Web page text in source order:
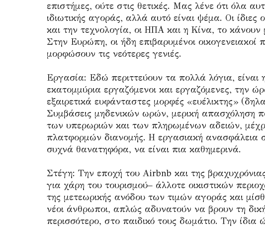
επιστήμες, ούτε στις θετικές. Μας λένε ότι όλα
ιδιωτικής αγοράς, αλλά αυτό είναι ψέμα. Οι
και την τεχνολογία, οι ΗΠΑ και η Κίνα, το
Στην Ευρώπη, οι ήδη επιβαρυμένοι οικογενειακοί
μορφώσουν τις νεότερες γενιές.
Εργασία: Εδώ περιττεύουν τα πολλά λόγια, είναι
εκατομμύρια εργαζόμενοι και εργαζόμενες, την
εξαιρετικά ευφάνταστες μορφές «ευέλικτης»
Συμβάσεις μηδενικών ωρών, μερική απασχόληση
των υπερωριών και των πληρωμένων αδειών,
πλατφορμών διανομής. Η εργασιακή ανασφάλεια
συχνά θανατηφόρα, να είναι πια καθημερινά.
Στέγη: Την εποχή του Airbnb και της
για χάρη του τουρισμού– άλλοτε οικιστικών
της μετεωρικής ανόδου των τιμών αγοράς και
νέοι άνθρωποι, απλώς αδυνατούν να βρουν τη
περισσότερο, στο παιδικό τους δωμάτιο. Την